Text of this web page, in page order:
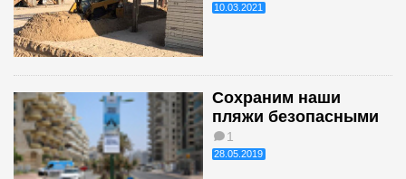
10.03.2021
Сохраним наши
пляжи безопасными
1
28.05.2019